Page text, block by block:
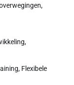
Flexibele